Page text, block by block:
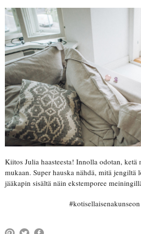
Kiitos Julia haasteesta! Innolla odotan, ketä
mukaan. Super hauska nähdä, mitä
jääkapin sisältä näin ekstemporee